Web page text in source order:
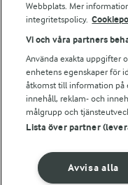
Följ oss
© 2026 Arla Foods
Ändra cookie-inställningar
Webbplats. Mer
integritetspolicy.
Vi och våra partners
Använda exakta uppgifter
enhetens egenskaper för
åtkomst till information på
innehåll, reklam- och
målgrupp och
Lista över partner
Avvisa alla